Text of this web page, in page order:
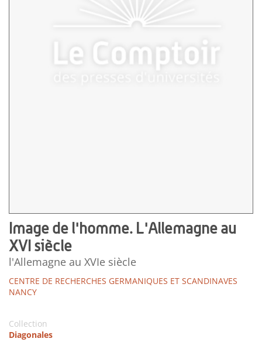
Image de l'homme. L'Allemagne au
XVI siècle
l'Allemagne au XVIe siècle
CENTRE DE RECHERCHES GERMANIQUES ET SCANDINAVES
NANCY
Collection
Diagonales